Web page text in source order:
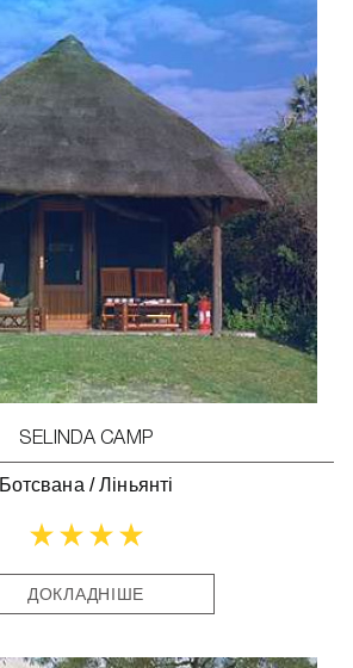
SELINDA CAMP
Ботсвана /Ліньянті
ДОКЛАДНІШЕ